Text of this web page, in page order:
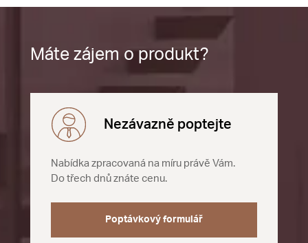
Máte zájem o produkt?
Nezávazně poptejte
Nabídka zpracovaná na míru právě Vám.
Do třech dnů znáte cenu.
Poptávkový formulář